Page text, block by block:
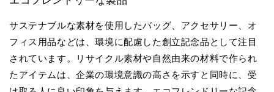
サステナブルな素材を使用したバッグ、アクセサリー、オ
フィス用品などは、環境に配慮した創立記念品として注目
されています。リサイクル素材や自然由来の材料で作られ
たアイテムは、企業の環境意識の高さを示すと同時に、受